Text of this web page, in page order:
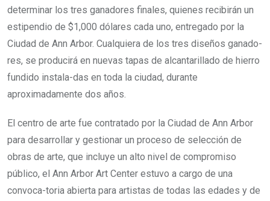
determinar los tres ganadores finales, quienes recibirán un
estipendio de $1,000 dólares cada uno, entregado por la
Ciudad de Ann Arbor. Cualquiera de los tres diseños ganado-
res, se producirá en nuevas tapas de alcantarillado de hierro
fundido instala-das en toda la ciudad, durante
aproximadamente dos años.
El centro de arte fue contratado por la Ciudad de Ann Arbor
para desarrollar y gestionar un proceso de selección de
obras de arte, que incluye un alto nivel de compromiso
público, el Ann Arbor Art Center estuvo a cargo de una
convoca-toria abierta para artistas de todas las edades y de